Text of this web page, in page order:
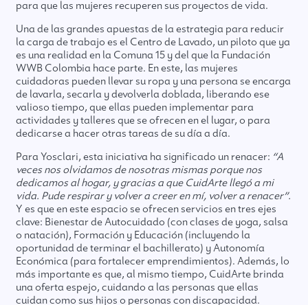
para que las mujeres recuperen sus proyectos de vida.
Una de las grandes apuestas de la estrategia para reducir
la carga de trabajo es el Centro de Lavado, un piloto que ya
es una realidad en la Comuna 15 y del que la Fundación
WWB Colombia hace parte. En este, las mujeres
cuidadoras pueden llevar su ropa y una persona se encarga
de lavarla, secarla y devolverla doblada, liberando ese
valioso tiempo, que ellas pueden implementar para
actividades y talleres que se ofrecen en el lugar, o para
dedicarse a hacer otras tareas de su día a día.
Para Yosclari, esta iniciativa ha significado un renacer: “A
veces nos olvidamos de nosotras mismas porque nos
dedicamos al hogar, y gracias a que CuidArte llegó a mi
vida. Pude respirar y volver a creer en mí, volver a renacer”.
Y es que en este espacio se ofrecen servicios en tres ejes
clave: Bienestar de Autocuidado (con clases de yoga, salsa
o natación), Formación y Educación (incluyendo la
oportunidad de terminar el bachillerato) y Autonomía
Económica (para fortalecer emprendimientos). Además, lo
más importante es que, al mismo tiempo, CuidArte brinda
una oferta espejo, cuidando a las personas que ellas
cuidan como sus hijos o personas con discapacidad.